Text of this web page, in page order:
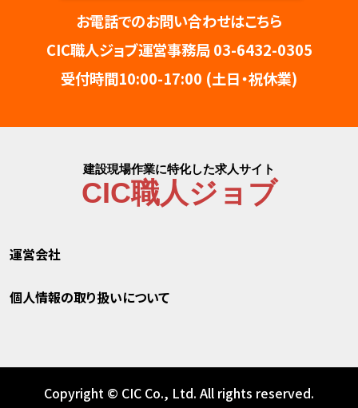
解体工事
重機
施工管理（建築/土木/電気工事/管工事/電気
通信/造園）
内作業/警備）
お電話でのお問い合わせはこちら
CIC職人ジョブ運営事務局 03-6432-0305
受付時間10:00-17:00 (土日・祝休業)
建設現場作業に特化した求人サイト
CIC職人ジョブ
運営会社
個人情報の取り扱いについて
Copyright © CIC Co., Ltd. All rights reserved.